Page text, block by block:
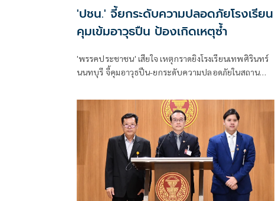
'ปชน.' จี้ยกระดับความปลอดภัยโรงเรียน
คุมเข้มอาวุธปืน ป้องเกิดเหตุซ้ำ
'พรรคประชาชน' เสียใจ เหตุกราดยิงโรงเรียนเทพศิรินทร์
นนทบุรี จี้คุมอาวุธปืน-ยกระดับความปลอดภัยในสถาน